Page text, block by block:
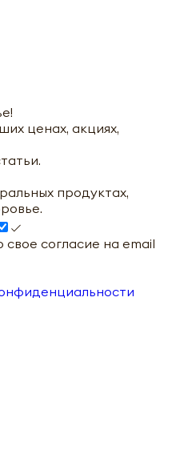
ценах, акциях,
продуктах,
согласие на email